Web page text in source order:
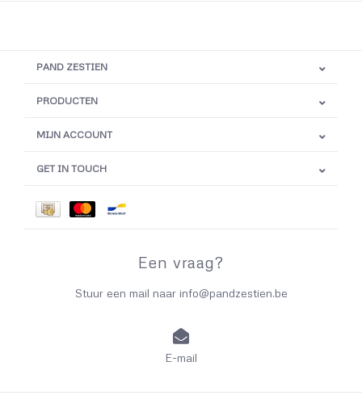
PAND ZESTIEN
PRODUCTEN
MIJN ACCOUNT
GET IN TOUCH
Een vraag?
Stuur een mail naar info@pandzestien.be
E-mail